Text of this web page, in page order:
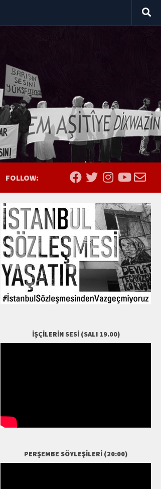
FOLLOW:
İŞÇILERIN SESI (SALI 19.00)
PERŞEMBE SÖYLEŞILERI (20:00)